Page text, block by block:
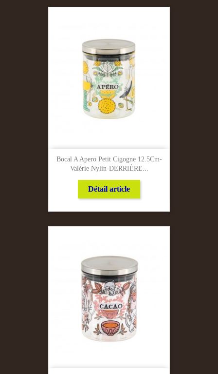
Bocal A Apero Petit Cigogne 12.5Cm-
Valérie Nylin-DERRIÈRE...
Détail article